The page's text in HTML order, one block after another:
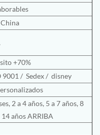
+70%
9001 / Sedex / disney
2 a 4 años, 5 a 7 años, 8
14 años ARRIBA